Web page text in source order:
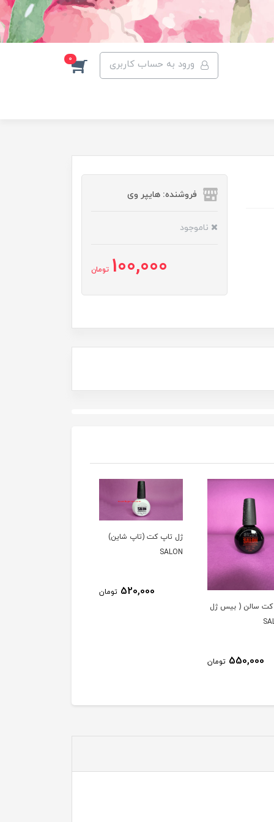
ورود به حساب کاربری 0
فروشنده: هایپر وی
ناموجود
100,000 تومان
سالن ( بیس ژل
550,000 تومان
ژل تاپ کت (تاپ شاين)
SALON
520,000 تومان